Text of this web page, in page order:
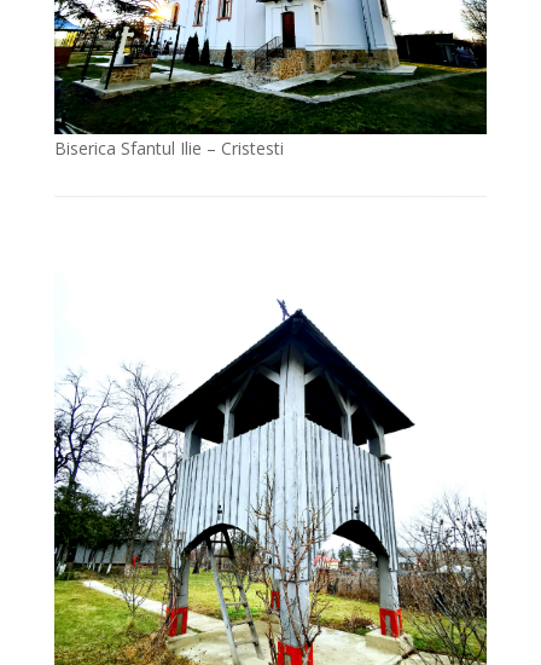
Biserica Sfantul Ilie – Cristesti